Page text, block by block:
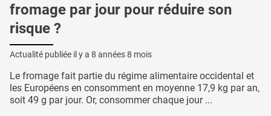
fromage par jour pour réduire son
risque ?
Actualité publiée il y a 8 années 8 mois
Le fromage fait partie du régime alimentaire occidental et
les Européens en consomment en moyenne 17,9 kg par an,
soit 49 g par jour. Or, consommer chaque jour ...